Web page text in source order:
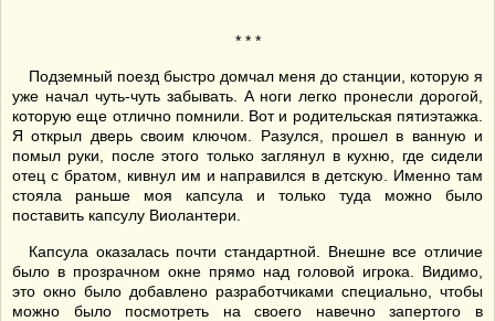
* * *
Подземный поезд быстро домчал меня до станции, которую я
уже начал чуть-чуть забывать. А ноги легко пронесли дорогой,
которую еще отлично помнили. Вот и родительская пятиэтажка.
Я открыл дверь своим ключом. Разулся, прошел в ванную и
помыл руки, после этого только заглянул в кухню, где сидели
отец с братом, кивнул им и направился в детскую. Именно там
стояла раньше моя капсула и только туда можно было
поставить капсулу Виолантери.
Капсула оказалась почти стандартной. Внешне все отличие
было в прозрачном окне прямо над головой игрока. Видимо,
это окно было добавлено разработчиками специально, чтобы
можно было посмотреть на своего навечно запертого в